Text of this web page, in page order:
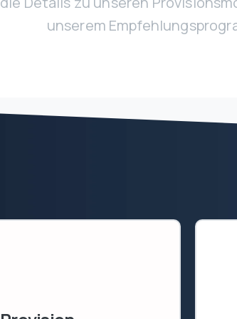
unserem